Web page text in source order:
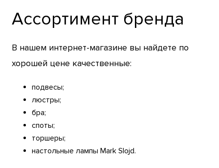
Ассортимент бренда
В нашем интернет-магазине вы найдете по
хорошей цене качественные:
подвесы;
люстры;
бра;
споты;
торшеры;
настольные лампы Mark Slojd.